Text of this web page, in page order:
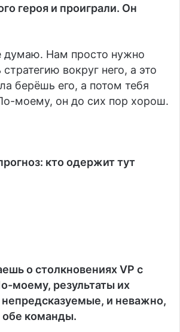
героя и проиграли. Он
думаю. Нам просто нужно
вокруг него, а это
берёшь его, а потом тебя
моему, он до сих пор хорош.
кто одержит тут
о столкновениях VP с
моему, результаты их
непредсказуемые, и неважно,
обе команды.